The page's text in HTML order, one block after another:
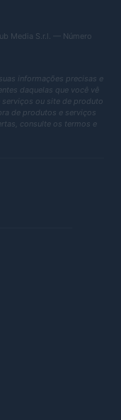
Media S.r.l. — Número
informações precisas e
daquelas que você vê
ou site de produto
de produtos e serviços
consulte os termos e